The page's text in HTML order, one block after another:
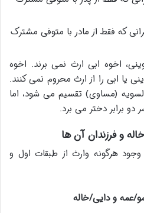
که فقط از مادر با متوفی مشترک
اخوه ابی ارث نمی برند. اخوه
یا ابی را از ارث محروم نمی کنند.
(مساوی) تقسیم می شود، اما
دو برابر دختر می برد.
و فرزندان آن ها
هرگونه وارث از طبقات اول و